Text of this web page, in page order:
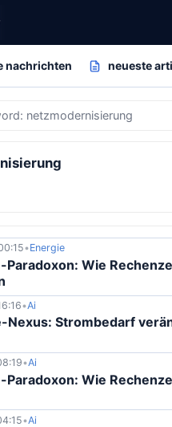
nachrichten neueste
netzmodernisierung
•Energie
Paradoxon: Wie
•Ai
Nexus: Strombedarf
•Ai
Paradoxon: Wie
•Ai